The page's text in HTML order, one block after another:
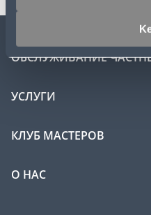
ОБСЛУЖИВАНИЕ
УСЛУГИ
КЛУБ МАСТЕРОВ
О НАС